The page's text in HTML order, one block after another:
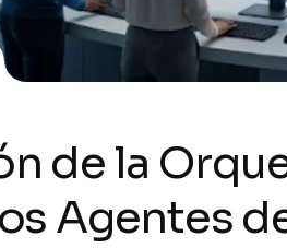
de la
Agentes